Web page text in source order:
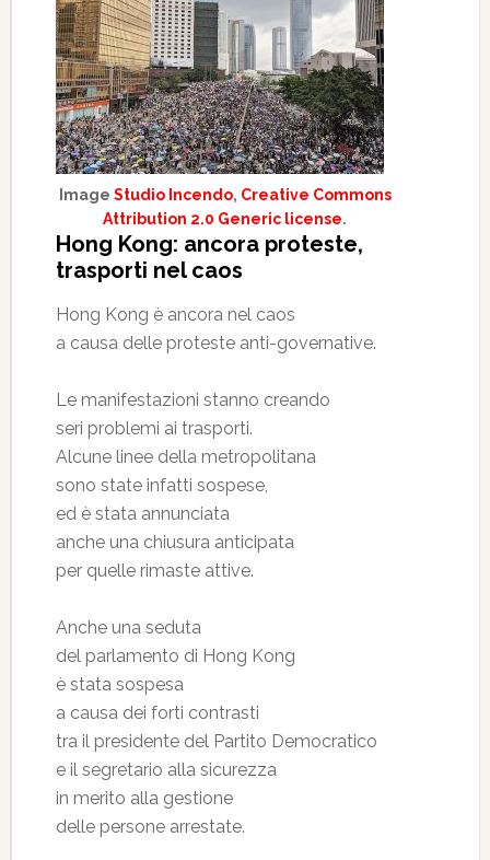
Image Studio Incendo, Creative Commons
Attribution 2.0 Generic license.
Hong Kong: ancora proteste,
trasporti nel caos
Hong Kong è ancora nel caos
a causa delle proteste anti-governative.
Le manifestazioni stanno creando
seri problemi ai trasporti.
Alcune linee della metropolitana
sono state infatti sospese,
ed è stata annunciata
anche una chiusura anticipata
per quelle rimaste attive.
Anche una seduta
del parlamento di Hong Kong
è stata sospesa
a causa dei forti contrasti
tra il presidente del Partito Democratico
e il segretario alla sicurezza
in merito alla gestione
delle persone arrestate.